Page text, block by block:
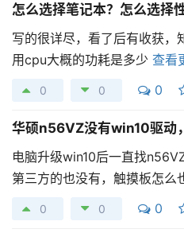
怎么选择笔记本？怎么选择
写的很详尽，看了后有收获，
用cpu大概的功耗是多少 查看
0 0 0
华硕n56VZ没有win10驱动
电脑升级win10后一直找
第三方的也没有，触摸板怎么
0 0 0